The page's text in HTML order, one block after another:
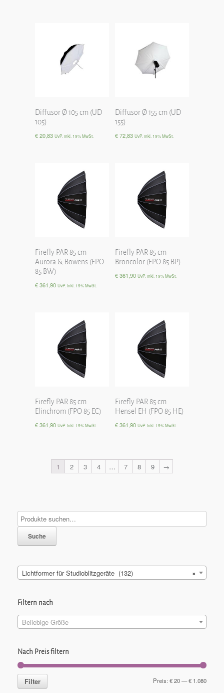
Diffusor Ø 105 cm (UD
105)
€20,83 UvP. inkl. 19% MwSt.
Diffusor Ø 155 cm (UD
155)
€72,83 UvP. inkl. 19% MwSt.
Firefly PAR 85 cm
Aurora & Bowens (FPO
85 BW)
€361,90 UvP. inkl. 19% MwSt.
Firefly PAR 85 cm
Broncolor (FPO 85 BP)
€361,90 UvP. inkl. 19% MwSt.
Firefly PAR 85 cm
Elinchrom (FPO 85 EC)
€361,90 UvP. inkl. 19% MwSt.
Firefly PAR 85 cm
Hensel EH (FPO 85 HE)
€361,90 UvP. inkl. 19% MwSt.
1 2 3 4 … 7 8 9 →
Suche
×
Lichtformer für Studioblitzgeräte (132)
Filtern nach
Beliebige Größe
Nach Preis filtern
Filter Preis:€ 20—€ 1.080